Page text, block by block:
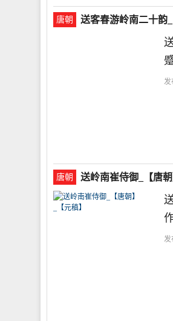
唐朝 送客春游岭南二十韵
发
唐朝 送岭南崔侍御_【唐朝
发